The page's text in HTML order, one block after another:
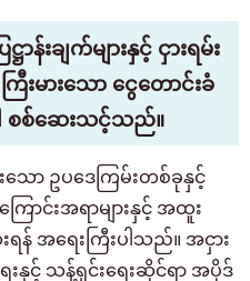
န်းချက်များနှင့် ငှားရမ်း
မားသော ငွေတောင်းခံ
စ်ဆေးသင့်သည်။
သော ဥပဒေကြမ်းတစ်ခုနှင့်
ာင်းအရာများနှင့် အထူး
းရန် အရေးကြီးပါသည်။ အငှား
နှင့် သန့်ရှင်းရေးဆိုင်ရာ အပိုဒ်